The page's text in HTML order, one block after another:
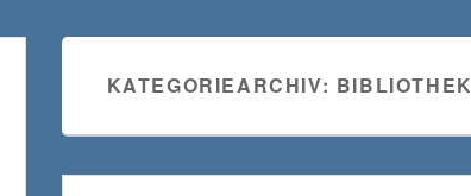
KATEGORIEARCHIV: BIBLIOTHEK